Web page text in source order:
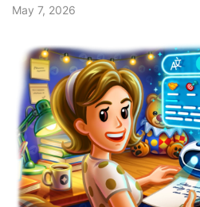
May 7, 2026